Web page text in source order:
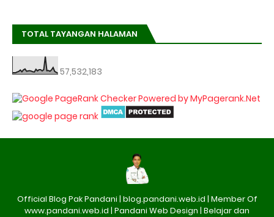
TOTAL TAYANGAN HALAMAN
57,532,183
Official Blog Pak Pandani | blog.pandani.web.id | Member Of
www.pandani.web.id | Pandani Web Design | Belajar dan